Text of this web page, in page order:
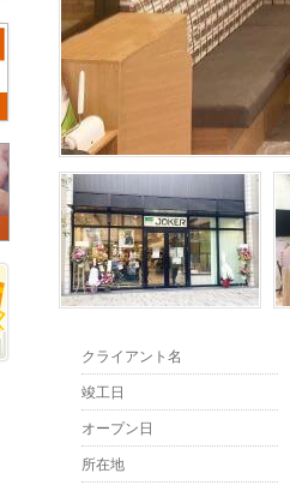
クライアント名
竣工日
オープン日
所在地